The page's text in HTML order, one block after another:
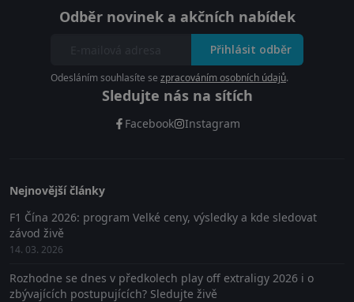
Odběr novinek a akčních nabídek
Přihlásit odběr
Odesláním souhlasíte se zpracováním osobních údajů.
Sledujte nás na sítích
Facebook Instagram
Nejnovější články
F1 Čína 2026: program Velké ceny, výsledky a kde sledovat
závod živě
14. 03. 2026
Rozhodne se dnes v předkolech play off extraligy 2026 i o
zbývajících postupujících? Sledujte živě